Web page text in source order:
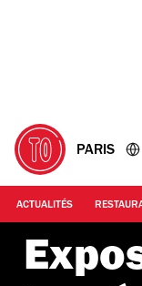
PARIS
ACTUALITÉS